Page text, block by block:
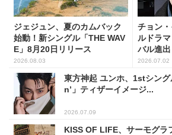
ジェジュン、夏のカムバック
始動！新シングル「THE WAV
E」8月20日リリース
2026.08.03
チョン
ルドラ
バル進
2026.07.02
東方神起 ユンホ、1stシン
n’」ティザーイメージ...
2026.07.09
KISS OF LIFE、サーモグラ